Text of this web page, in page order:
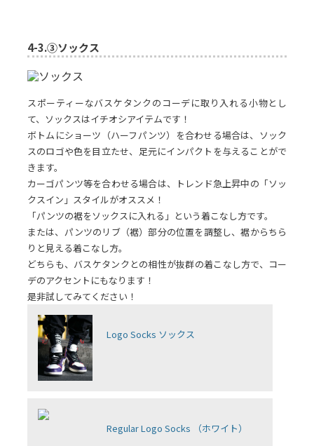
4-3.③ソックス
スポーティーなバスケタンクのコーデに取り入れる小物とし
て、ソックスはイチオシアイテムです！
ボトムにショーツ（ハーフパンツ）を合わせる場合は、ソック
スのロゴや色を目立たせ、足元にインパクトを与えることがで
きます。
カーゴパンツ等を合わせる場合は、トレンド急上昇中の「ソッ
クスイン」スタイルがオススメ！
「パンツの裾をソックスに入れる」という着こなし方です。
または、パンツのリブ（裾）部分の位置を調整し、裾からちら
りと見える着こなし方。
どちらも、バスケタンクとの相性が抜群の着こなし方で、コー
デのアクセントにもなります！
是非試してみてください！
Logo Socks ソックス
Regular Logo Socks （ホワイト）